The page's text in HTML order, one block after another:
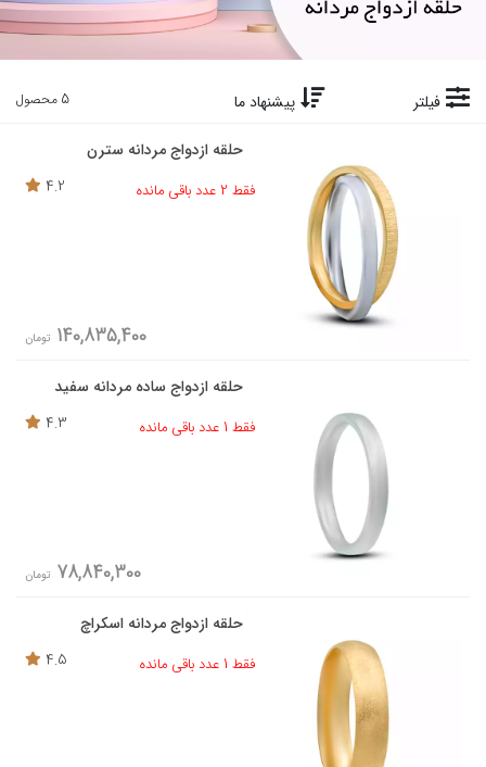
تماس با ما
فیلتر پیشنهاد ما 5 محصول
حلقه ازدواج مردانه سترن
فقط 2 عدد باقی مانده
4.2
140,835,400 تومان
حلقه ازدواج ساده مردانه سفید
فقط 1 عدد باقی مانده
4.3
78,840,300 تومان
حلقه ازدواج مردانه اسکراچ
فقط 1 عدد باقی مانده
4.5